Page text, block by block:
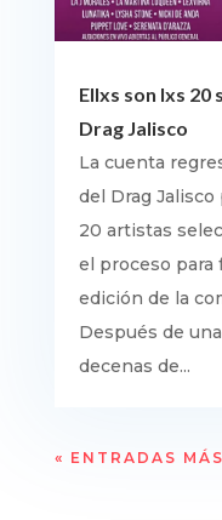
Ellxs son lxs 20
Drag Jalisco
La cuenta
del Drag
20 artistas
el proceso para
edición de la
Después de
decenas de...
« ENTRADAS